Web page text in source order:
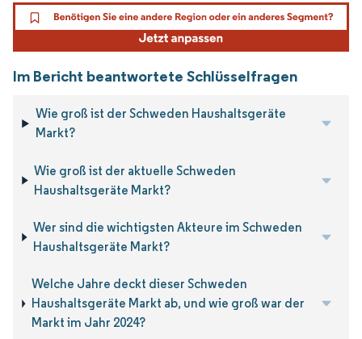
Im Bericht beantwortete Schlüsselfragen
Wie groß ist der Schweden Haushaltsgeräte
Markt?
Wie groß ist der aktuelle Schweden
Haushaltsgeräte Markt?
Wer sind die wichtigsten Akteure im Schweden
Haushaltsgeräte Markt?
Welche Jahre deckt dieser Schweden
Haushaltsgeräte Markt ab, und wie groß war der
Markt im Jahr 2024?